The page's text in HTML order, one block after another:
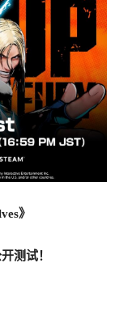
》
测试！